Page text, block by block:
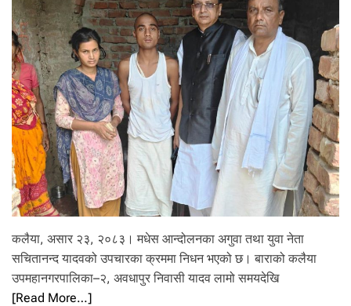
ल
य
झो
ला
वि
त
र
ण
कलैया, असार २३, २०८३। मधेस आन्दोलनका अगुवा तथा युवा नेता
सचितानन्द यादवको उपचारका क्रममा निधन भएको छ। बाराको कलैया
उपमहानगरपालिका–२, अवधापुर निवासी यादव लामो समयदेखि
[Read More…]